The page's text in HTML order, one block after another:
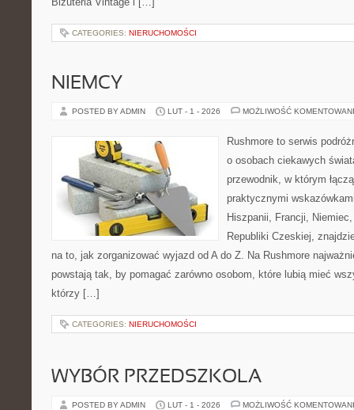
CATEGORIES: NIERUCHOMOŚCI
NIEMCY
POSTED BY ADMIN LUT - 1 - 2026 MOŻLIWOŚĆ
Rushmore to serwis
o osobach ciekawych
przewodnik, w którym
praktycznymi
Hiszpanii, Francji,
Republiki Czeskiej,
na to, jak zorganizować wyjazd od A do Z. Na Rushmore
powstają tak, by pomagać zarówno osobom, które lubią mieć
którzy […]
CATEGORIES: NIERUCHOMOŚCI
WYBÓR PRZEDSZKOLA
POSTED BY ADMIN LUT - 1 - 2026 MOŻLIWOŚĆ